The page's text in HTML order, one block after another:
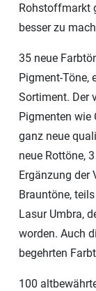
Rohstoffmarkt
besser zu
35 neue
Pigment-Töne,
Sortiment. Der
Pigmenten wie
ganz neue
neue Rottöne,
Ergänzung der
Brauntöne,
Lasur Umbra,
worden. Auch
begehrten
100